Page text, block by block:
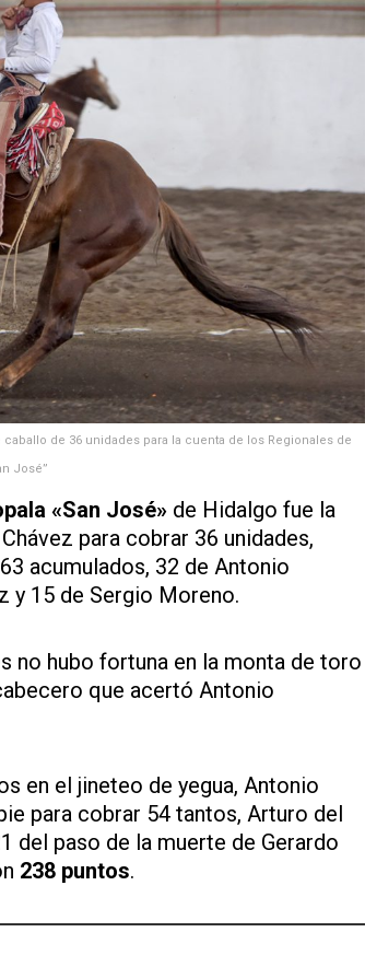
de 36 unidades para la cuenta de los Regionales de
José”
«San José» de Hidalgo fue la
para cobrar 36 unidades,
acumulados, 32 de Antonio
y 15 de Sergio Moreno.
no hubo fortuna en la monta de toro
que acertó Antonio
en el jineteo de yegua, Antonio
para cobrar 54 tantos, Arturo del
del paso de la muerte de Gerardo
238 puntos.